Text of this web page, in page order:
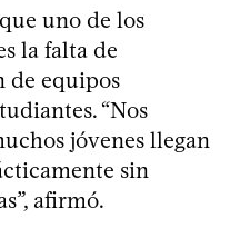
uno de los
la falta de
de equipos
“Nos
jóvenes llegan
sin
afirmó.